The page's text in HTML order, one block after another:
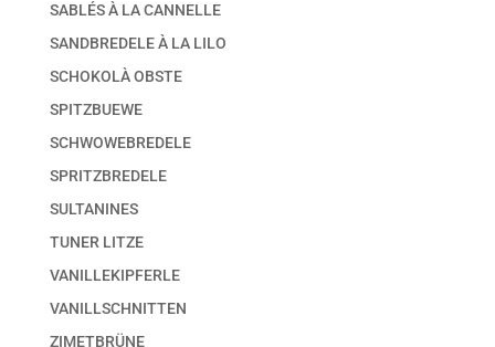
SABLÉS À LA CANNELLE
SANDBREDELE À LA LILO
SCHOKOLÀ OBSTE
SPITZBUEWE
SCHWOWEBREDELE
SPRITZBREDELE
SULTANINES
TUNER LITZE
VANILLEKIPFERLE
VANILLSCHNITTEN
ZIMETBRÜNE